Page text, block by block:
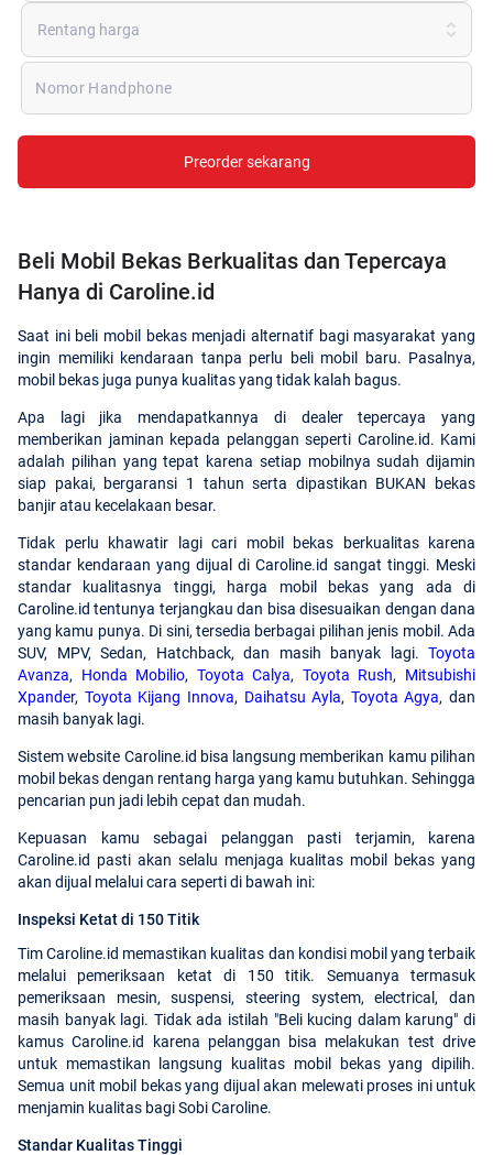
Rentang harga
Nomor Handphone
Preorder sekarang
Beli Mobil Bekas Berkualitas dan Tepercaya
Hanya di Caroline.id
Saat ini beli mobil bekas menjadi alternatif bagi masyarakat yang
ingin memiliki kendaraan tanpa perlu beli mobil baru. Pasalnya,
mobil bekas juga punya kualitas yang tidak kalah bagus.
Apa lagi jika mendapatkannya di dealer tepercaya yang
memberikan jaminan kepada pelanggan seperti Caroline.id. Kami
adalah pilihan yang tepat karena setiap mobilnya sudah dijamin
siap pakai, bergaransi 1 tahun serta dipastikan BUKAN bekas
banjir atau kecelakaan besar.
Tidak perlu khawatir lagi cari mobil bekas berkualitas karena
standar kendaraan yang dijual di Caroline.id sangat tinggi. Meski
standar kualitasnya tinggi, harga mobil bekas yang ada di
Caroline.id tentunya terjangkau dan bisa disesuaikan dengan dana
yang kamu punya. Di sini, tersedia berbagai pilihan jenis mobil. Ada
SUV, MPV, Sedan, Hatchback, dan masih banyak lagi. Toyota
Avanza, Honda Mobilio, Toyota Calya, Toyota Rush, Mitsubishi
Xpander, Toyota Kijang Innova, Daihatsu Ayla, Toyota Agya, dan
masih banyak lagi.
Sistem website Caroline.id bisa langsung memberikan kamu pilihan
mobil bekas dengan rentang harga yang kamu butuhkan. Sehingga
pencarian pun jadi lebih cepat dan mudah.
Kepuasan kamu sebagai pelanggan pasti terjamin, karena
Caroline.id pasti akan selalu menjaga kualitas mobil bekas yang
akan dijual melalui cara seperti di bawah ini:
Inspeksi Ketat di 150 Titik
Tim Caroline.id memastikan kualitas dan kondisi mobil yang terbaik
melalui pemeriksaan ketat di 150 titik. Semuanya termasuk
pemeriksaan mesin, suspensi, steering system, electrical, dan
masih banyak lagi. Tidak ada istilah "Beli kucing dalam karung" di
kamus Caroline.id karena pelanggan bisa melakukan test drive
untuk memastikan langsung kualitas mobil bekas yang dipilih.
Semua unit mobil bekas yang dijual akan melewati proses ini untuk
menjamin kualitas bagi Sobi Caroline.
Standar Kualitas Tinggi